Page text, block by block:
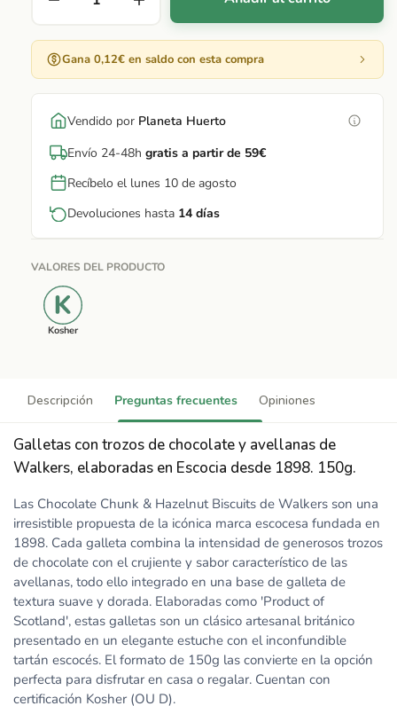
Gana 0,12€ en saldo con esta compra
Vendido por Planeta Huerto
Envío 24-48h gratis a partir de 59€
Recíbelo el lunes 10 de agosto
Devoluciones hasta 14 días
VALORES DEL PRODUCTO
Kosher
Descripción Preguntas frecuentes Opiniones
Galletas con trozos de chocolate y avellanas de
Walkers, elaboradas en Escocia desde 1898. 150g.
Las Chocolate Chunk & Hazelnut Biscuits de Walkers son una
irresistible propuesta de la icónica marca escocesa fundada en
1898. Cada galleta combina la intensidad de generosos trozos
de chocolate con el crujiente y sabor característico de las
avellanas, todo ello integrado en una base de galleta de
textura suave y dorada. Elaboradas como 'Product of
Scotland', estas galletas son un clásico artesanal británico
presentado en un elegante estuche con el inconfundible
tartán escocés. El formato de 150g las convierte en la opción
perfecta para disfrutar en casa o regalar. Cuentan con
certificación Kosher (OU D).